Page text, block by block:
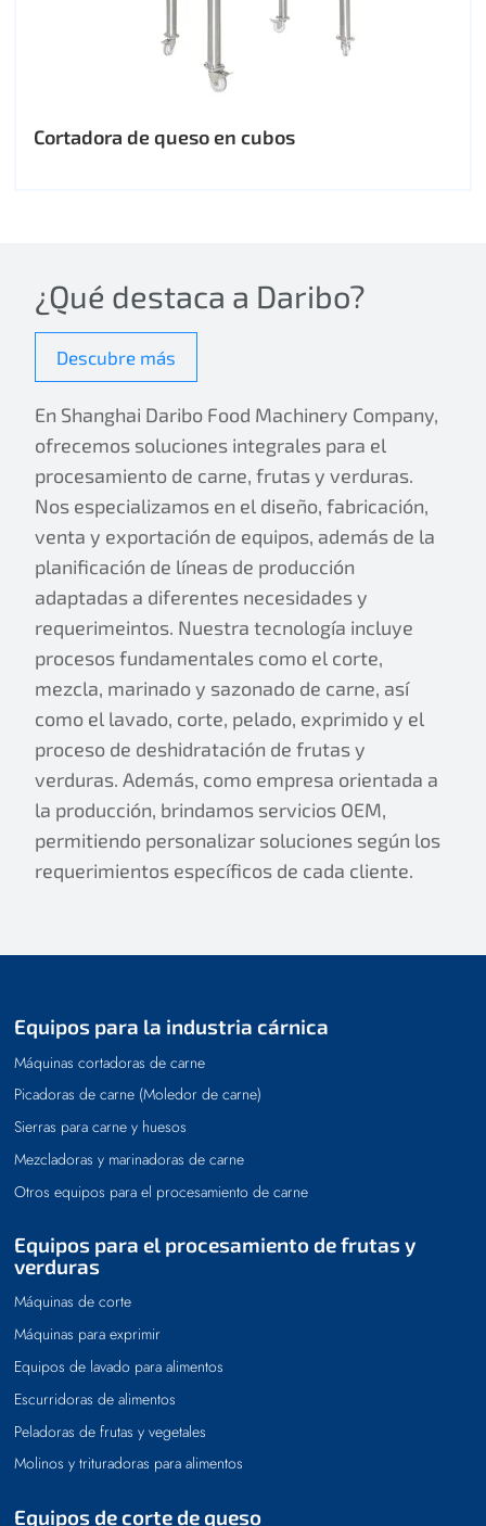
Cortadora de queso en cubos
¿Qué destaca a Daribo?
Descubre más
En Shanghai Daribo Food Machinery Company,
ofrecemos soluciones integrales para el
procesamiento de carne, frutas y verduras.
Nos especializamos en el diseño, fabricación,
venta y exportación de equipos, además de la
planificación de líneas de producción
adaptadas a diferentes necesidades y
requerimeintos. Nuestra tecnología incluye
procesos fundamentales como el corte,
mezcla, marinado y sazonado de carne, así
como el lavado, corte, pelado, exprimido y el
proceso de deshidratación de frutas y
verduras. Además, como empresa orientada a
la producción, brindamos servicios OEM,
permitiendo personalizar soluciones según los
requerimientos específicos de cada cliente.
Equipos para la industria cárnica
Máquinas cortadoras de carne
Picadoras de carne (Moledor de carne)
Sierras para carne y huesos
Mezcladoras y marinadoras de carne
Otros equipos para el procesamiento de carne
Equipos para el procesamiento de frutas y
verduras
Máquinas de corte
Máquinas para exprimir
Equipos de lavado para alimentos
Escurridoras de alimentos
Peladoras de frutas y vegetales
Molinos y trituradoras para alimentos
Equipos de corte de queso